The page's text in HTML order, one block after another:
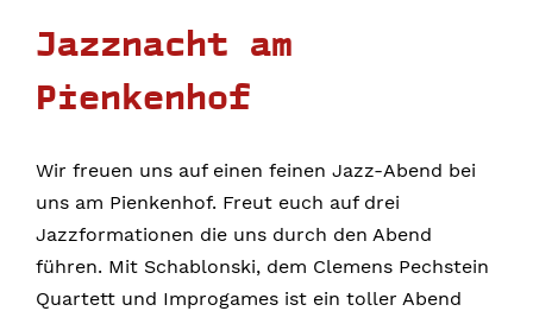
Jazznacht am
Pienkenhof
Wir freuen uns auf einen feinen Jazz-Abend bei
uns am Pienkenhof. Freut euch auf drei
Jazzformationen die uns durch den Abend
führen. Mit Schablonski, dem Clemens Pechstein
Quartett und Improgames ist ein toller Abend